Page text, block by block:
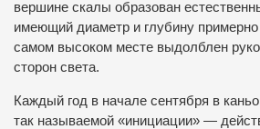
вершине скалы образован
имеющий диаметр и глубину
самом высоком месте выдолблен
сторон света.
Каждый год в начале сентября в
так называемой «инициации» —